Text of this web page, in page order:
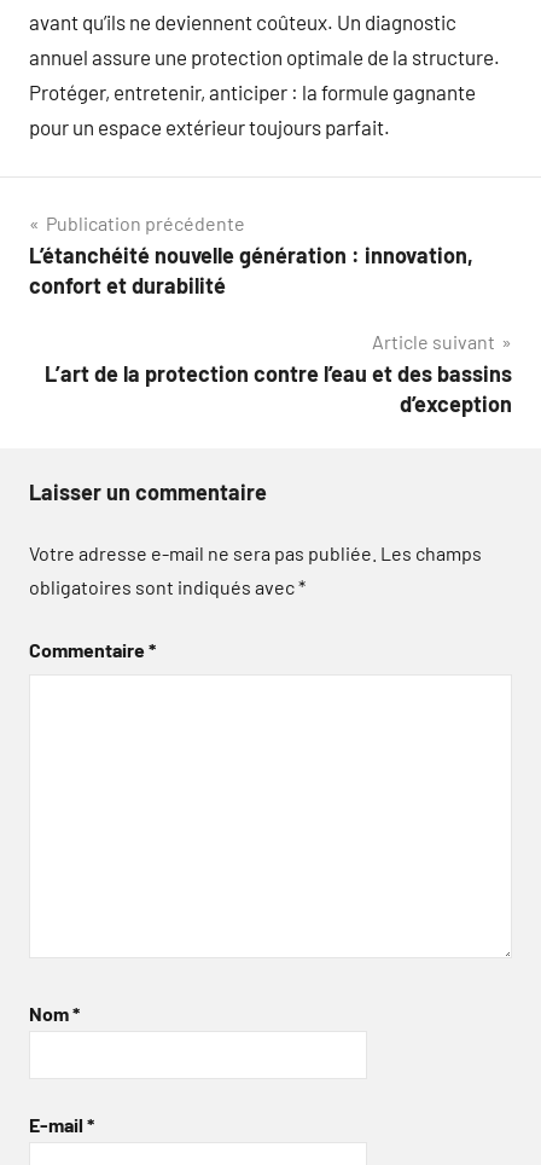
avant qu’ils ne deviennent coûteux. Un diagnostic
annuel assure une protection optimale de la structure.
Protéger, entretenir, anticiper : la formule gagnante
pour un espace extérieur toujours parfait.
Navigation
de
Publication précédente
L’étanchéité nouvelle génération : innovation,
confort et durabilité
Article suivant
L’art de la protection contre l’eau et des bassins
d’exception
Laisser un commentaire
Votre adresse e-mail ne sera pas publiée. Les champs
obligatoires sont indiqués avec*
Commentaire*
Nom*
E-mail *